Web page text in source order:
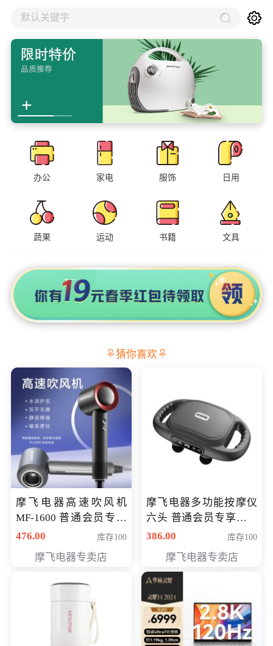
默认关键字
办公 家电 服饰 日用
蔬果 运动 书籍 文具
猜你喜欢
摩飞电器高速吹风机
MF-1600 普通会员专享
价298元
476.00 库存100
摩飞电器专卖店
摩飞电器多功能按摩仪
六头 普通会员专享价格
199元
386.00 库存100
摩飞电器专卖店